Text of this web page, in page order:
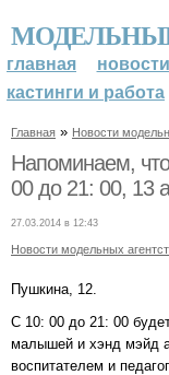
главная новости
кастинги и работа
Главная » Новости
Напоминаем,
00 до 21: 00, 13
27.03.2014 в 12:43
Новости модельных
Пушкина, 12.
С 10: 00 до 21: 00
малышей и хэнд мэйд
воспитателем и